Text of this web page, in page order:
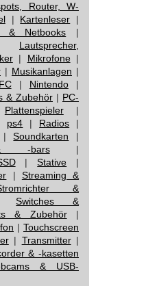
Router, W-
| Kartenleser |
& Netbooks |
Lautsprecher,
| Mikrofone|
| Musikanlagen |
| Nintendo|
& Zubehör | PC-
Plattenspieler|
ps4 | Radios |
|Soundkarten |
& -bars|
|Stative |
| Streaming &
&
Switches &
& Zubehör|
| Touchscreen
| Transmitter|
& -kasetten
& USB-